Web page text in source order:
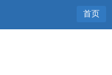
首页